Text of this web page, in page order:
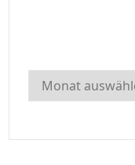
Archiv